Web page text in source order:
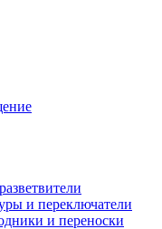
и переключатели
и переноски